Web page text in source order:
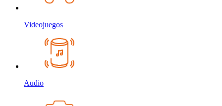
Videojuegos
Audio